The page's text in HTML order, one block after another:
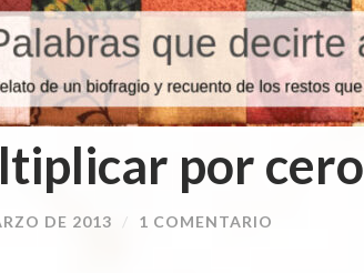
por cero
DE 2013 / 1 COMENTARIO